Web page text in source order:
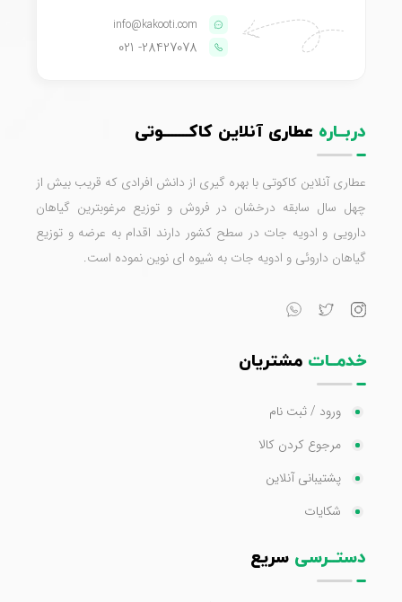
info@kakooti.com
28427078
- 021
دربــاره عطاری آنلاین کاکـــــــوتی
عطاری آنلاین کاکوتی با بهره گیری از دانش افرادی که قریب بیش از
چهل سال سابقه درخشان در فروش و توزیع مرغوبترین گیاهان
دارویی و ادویه جات در سطح کشور دارند اقدام به عرضه و توزیع
گیاهان داروئی و ادویه جات به شیوه ای نوین نموده است.
خدمــات مشتریان
ورود / ثبت نام
مرجوع کردن کالا
پشتیبانی آنلاین
شکایات
دستــرسی سریع